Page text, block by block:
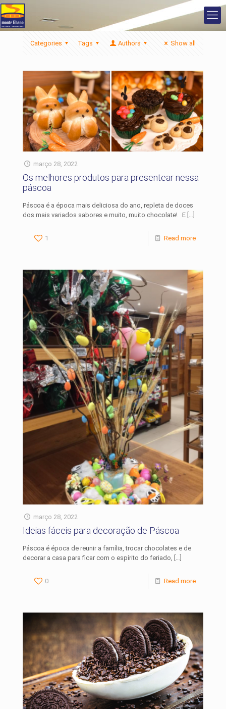
Categories Tags Authors Show all
março 28, 2022
Os melhores produtos para presentear nessa
páscoa
Páscoa é a época mais deliciosa do ano, repleta de doces
dos mais variados sabores e muito, muito chocolate! E […]
1 Read more
março 28, 2022
Ideias fáceis para decoração de Páscoa
Páscoa é época de reunir a família, trocar chocolates e de
decorar a casa para ficar com o espírito do feriado, […]
0 Read more